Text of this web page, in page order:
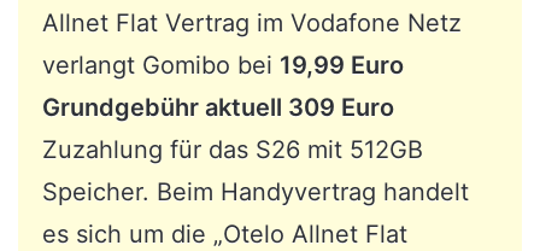
Allnet Flat Vertrag im Vodafone Netz
verlangt Gomibo bei 19,99 Euro
Grundgebühr aktuell 309 Euro
Zuzahlung für das S26 mit 512GB
Speicher. Beim Handyvertrag handelt
es sich um die „Otelo Allnet Flat